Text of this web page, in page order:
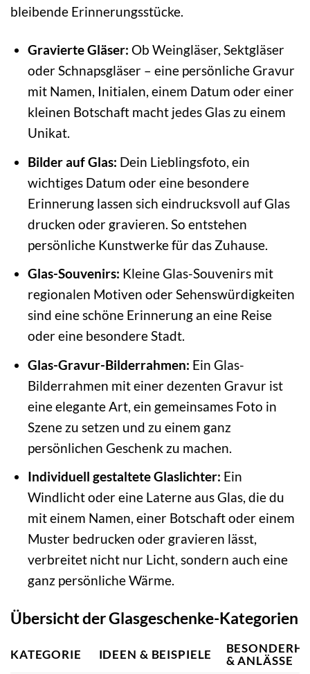
bleibende Erinnerungsstücke.
Gravierte Gläser: Ob Weingläser, Sektgläser
oder Schnapsgläser – eine persönliche Gravur
mit Namen, Initialen, einem Datum oder einer
kleinen Botschaft macht jedes Glas zu einem
Unikat.
Bilder auf Glas: Dein Lieblingsfoto, ein
wichtiges Datum oder eine besondere
Erinnerung lassen sich eindrucksvoll auf Glas
drucken oder gravieren. So entstehen
persönliche Kunstwerke für das Zuhause.
Glas-Souvenirs: Kleine Glas-Souvenirs mit
regionalen Motiven oder Sehenswürdigkeiten
sind eine schöne Erinnerung an eine Reise
oder eine besondere Stadt.
Glas-Gravur-Bilderrahmen: Ein Glas-
Bilderrahmen mit einer dezenten Gravur ist
eine elegante Art, ein gemeinsames Foto in
Szene zu setzen und zu einem ganz
persönlichen Geschenk zu machen.
Individuell gestaltete Glaslichter: Ein
Windlicht oder eine Laterne aus Glas, die du
mit einem Namen, einer Botschaft oder einem
Muster bedrucken oder gravieren lässt,
verbreitet nicht nur Licht, sondern auch eine
ganz persönliche Wärme.
Übersicht der Glasgeschenke-Kategorien
KATEGORIE IDEEN & BEISPIELE
& ANLÄSSE